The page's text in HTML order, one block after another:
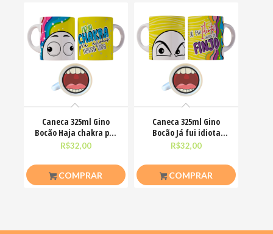
Caneca 325ml Gino
Bocão Haja chakra pra
alinha nessa vida
R$32,00
COMPRAR
Caneca 325ml Gino
Bocão Já fui idiota
agora só finjo Meme
R$32,00
COMPRAR